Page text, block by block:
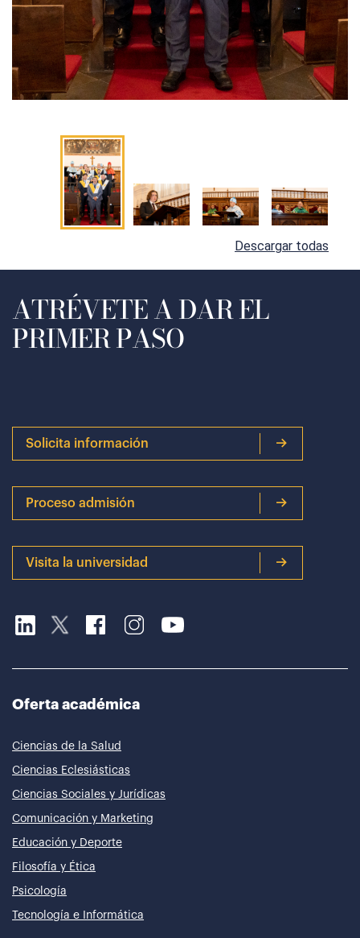
Descargar todas
ATRÉVETE A DAR EL
PRIMER PASO
Solicita información
Proceso admisión
Visita la universidad
Oferta académica
Ciencias de la Salud
Ciencias Eclesiásticas
Ciencias Sociales y Jurídicas
Comunicación y Marketing
Educación y Deporte
Filosofía y Ética
Psicología
Tecnología e Informática